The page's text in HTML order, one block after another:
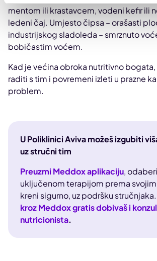
mentom ili krastavcem, vodeni kefir ili
ledeni čaj. Umjesto čipsa – orašasti
industrijskog sladoleda – smrznuto
bobičastim voćem.
Kad je većina obroka nutritivno
raditi s tim i povremeni izleti u prazne
problem.
U Poliklinici Aviva možeš izgubiti
uz stručni tim
Preuzmi Meddox aplikaciju,
uključenom terapijom prema
kreni sigurno, uz podršku stručnjaka.
kroz Meddox gratis dobivaš i
nutricionista.